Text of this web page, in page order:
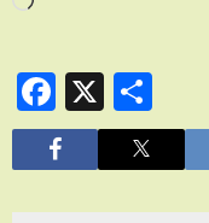
Facebook
X
有